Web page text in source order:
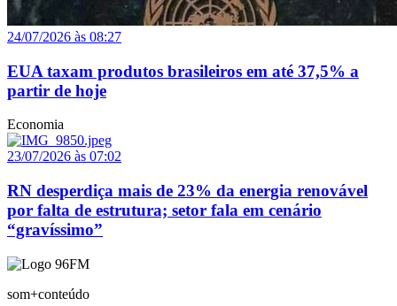
24/07/2026 às 08:27
EUA taxam produtos brasileiros em até 37,5% a
partir de hoje
Economia
23/07/2026 às 07:02
RN desperdiça mais de 23% da energia renovável
por falta de estrutura; setor fala em cenário
“gravíssimo”
som+conteúdo